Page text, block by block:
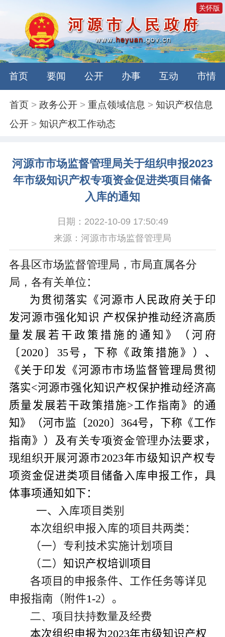
关怀版
首页 要闻 公开 办事 互动 市情
首页 >政务公开 >重点领域信息 >知识产权信息
公开 >知识产权工作动态
河源市市场监督管理局关于组织申报2023
年市级知识产权专项资金促进类项目储备
入库的通知
日期：2022-10-09 17:50:49
来源：河源市市场监督管理局
各县区市场监督管理局，市局直属各分
局，各有关单位 ：
为贯彻落实《河源市人民政府关于印
发河源市强化知识 产权保护推动经济高质
量发展若干政策措施的通知》（河府
〔 2020 〕 35号，下称《政策措施》）、
《关于印发《河源市市场监督管理局贯彻
落实<河源市强化知识产权保护推动经济高
质量发展若干政策措施>工作指南》的通
知》（河市监〔2020〕 364号，下称《工作
指南》） 及有关专项资金管理办法要求 ，
现组织开展河源市2023年市级知识产权专
项资金促进类项目储备入库申报工作，具
体事项通知如下：
一、入库项目类别
本次组织申报入库的项目共两类：
（一） 专利技术实施计划项目
（二）知识产权培训项目
各项目的申报条件、工作任务等详见
申报指南（附件1-2） 。
二、项目扶持数量及经费
本次组织申报为2023年市级知识产权